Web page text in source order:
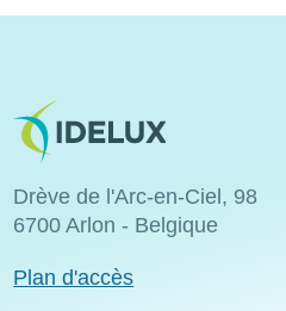
Image
Drève de l'Arc-en-Ciel, 98
6700 Arlon - Belgique
Plan d'accès